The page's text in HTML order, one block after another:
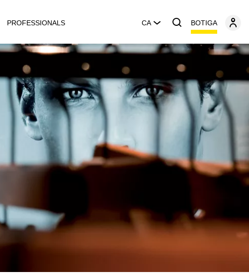
PROFESSIONALS CA BOTIGA